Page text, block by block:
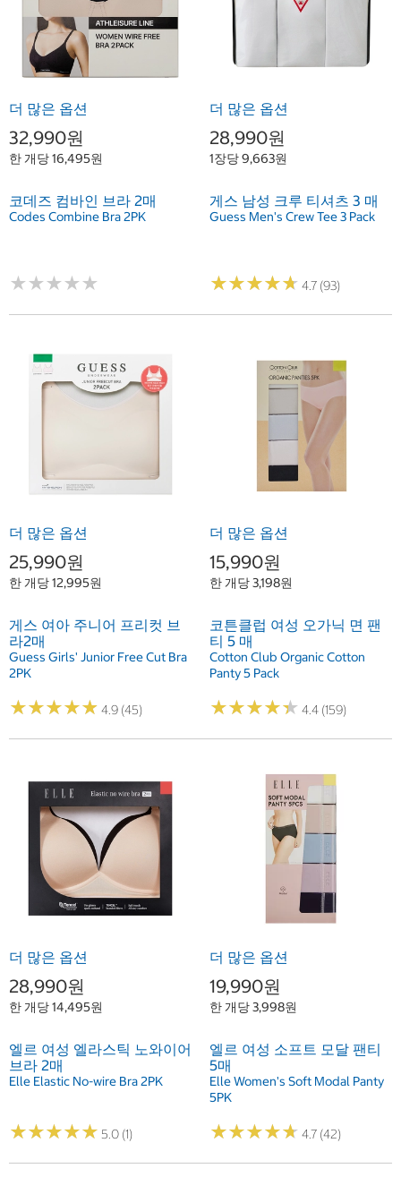
더 많은 옵션
32,990원
한 개당 16,495원
코데즈 컴바인 브라 2매
Codes Combine Bra 2PK
★★★★★
★★★★★
더 많은 옵션
28,990원
1장당 9,663원
게스 남성 크루 티셔츠 3 매
Guess Men's Crew Tee 3 Pack
★★★★★
★★★★★ 4.7 (93)
더 많은 옵션
25,990원
한 개당 12,995원
게스 여아 주니어 프리컷 브
라2매
Guess Girls' Junior Free Cut Bra
2PK
★★★★★
★★★★★ 4.9 (45)
더 많은 옵션
15,990원
한 개당 3,198원
코튼클럽 여성 오가닉 면 팬
티 5 매
Cotton Club Organic Cotton
Panty 5 Pack
★★★★★
★★★★★ 4.4 (159)
더 많은 옵션
28,990원
한 개당 14,495원
엘르 여성 엘라스틱 노와이어
브라 2매
Elle Elastic No-wire Bra 2PK
★★★★★
★★★★★ 5.0 (1)
더 많은 옵션
19,990원
한 개당 3,998원
엘르 여성 소프트 모달 팬티
5매
Elle Women's Soft Modal Panty
5PK
★★★★★
★★★★★ 4.7 (42)